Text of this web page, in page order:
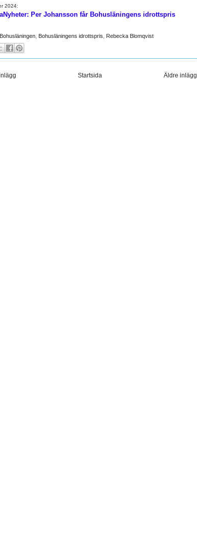
2024:
Per Johansson får Bohusläningens idrottspris
Bohusläningen Bohusläningens idrottspris Rebecka Blomqvist
Äldre inlägg
Startsida